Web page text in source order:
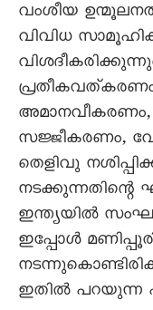
വംശീയ
വിവിധ
സജ്ജീകരണം,
തെളിവു
നടക്കുന്നതിന്റെ
ഇന്ത്യയിൽ
ഇപ്പോൾ
ഇതിൽ പറയുന്ന